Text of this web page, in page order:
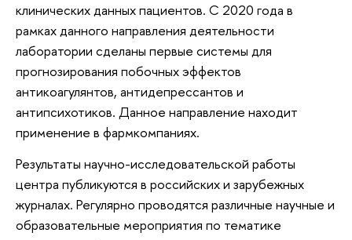
клинических данных пациентов. С 2020 года в
рамках данного направления деятельности
лаборатории сделаны первые системы для
прогнозирования побочных эффектов
антикоагулянтов, антидепрессантов и
антипсихотиков. Данное направление находит
применение в фармкомпаниях.
Результаты научно-исследовательской работы
центра публикуются в российских и зарубежных
журналах. Регулярно проводятся различные научные и
образовательные мероприятия по тематике